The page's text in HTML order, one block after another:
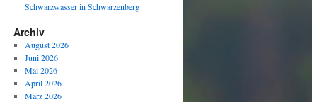
Schwarzwasser in Schwarzenberg
Archiv
August 2026
Juni 2026
Mai 2026
April 2026
März 2026